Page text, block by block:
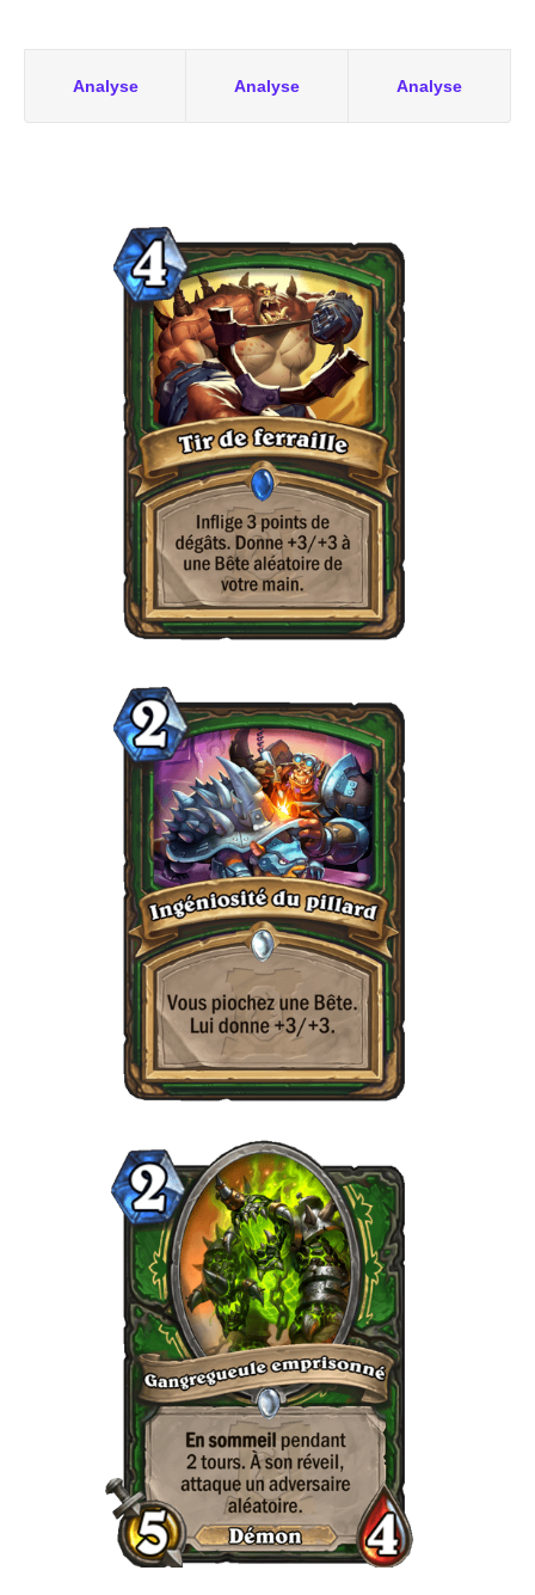
Analyse Analyse Analyse